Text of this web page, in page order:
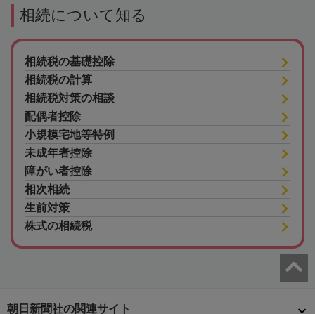
相続について知る
相続税の基礎控除
相続税の計算
相続税対策の相談
配偶者控除
小規模宅地等特例
未成年者控除
障がい者控除
相次相続
生前対策
株式の相続税
朝日新聞社の関連サイト